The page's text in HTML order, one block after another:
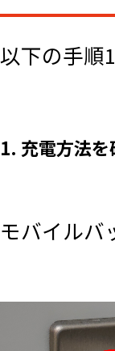
以下の手順
1. 充電方法を
モバイルバ